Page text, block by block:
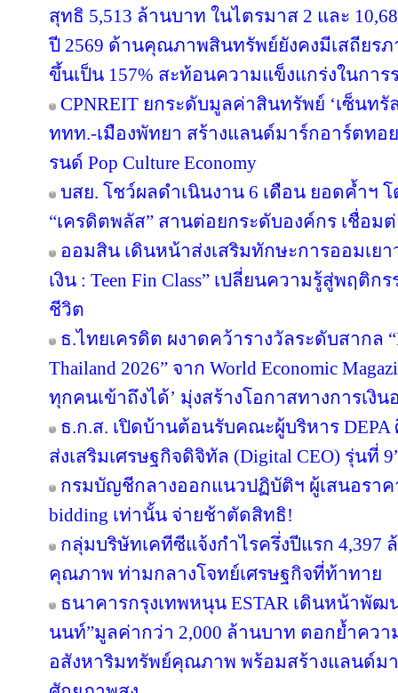
สุทธิ 5,513 ล้านบาท ในไตรมาส 2 และ
ปี 2569 ด้านคุณภาพสินทรัพย์ยังคงมีเสถียรภ
ขึ้นเป็น 157% สะท้อนความแข็งแกร่งในการ
CPNREIT ยกระดับมูลค่าสินทรัพย์ ‘เซ็นทรั
ททท.-เมืองพัทยา สร้างแลนด์มาร์กอาร์ตทอ
รนด์ Pop Culture Economy
บสย. โชว์ผลดำเนินงาน 6 เดือน ยอดค้ำฯ
“เครดิตพลัส” สานต่อยกระดับองค์กร เชื่อมต่
ออมสิน เดินหน้าส่งเสริมทักษะการออมเยา
เงิน : Teen Fin Class” เปลี่ยนความรู้สู่พฤติ
ชีวิต
ธ.ไทยเครดิต ผงาดคว้ารางวัลระดับสากล
Thailand 2026” จาก World Economic
ทุกคนเข้าถึงได้’ มุ่งสร้างโอกาสทางการเงิน
ธ.ก.ส. เปิดบ้านต้อนรับคณะผู้บริหาร
ส่งเสริมเศรษฐกิจดิจิทัล (Digital CEO) รุ่นที่
กรมบัญชีกลางออกแนวปฏิบัติฯ ผู้เสนอราค
bidding เท่านั้น จ่ายช้าตัดสิทธิ!
กลุ่มบริษัทเคทีซีแจ้งกำไรครึ่งปีแรก 4,397
คุณภาพ ท่ามกลางโจทย์เศรษฐกิจที่ท้าทาย
ธนาคารกรุงเทพหนุน ESTAR เดินหน้าพัฒน
นนท์”มูลค่ากว่า 2,000 ล้านบาท ตอกย้ำคว
อสังหาริมทรัพย์คุณภาพ พร้อมสร้างแลนด์ม